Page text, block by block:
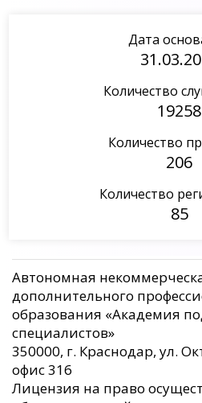
Дата
Количество
19258
Количество
206
Количество
85
Автономная
дополнительного
образования «Академия
специалистов»
350000, г. Краснодар, ул.
офис 316
Лицензия на право